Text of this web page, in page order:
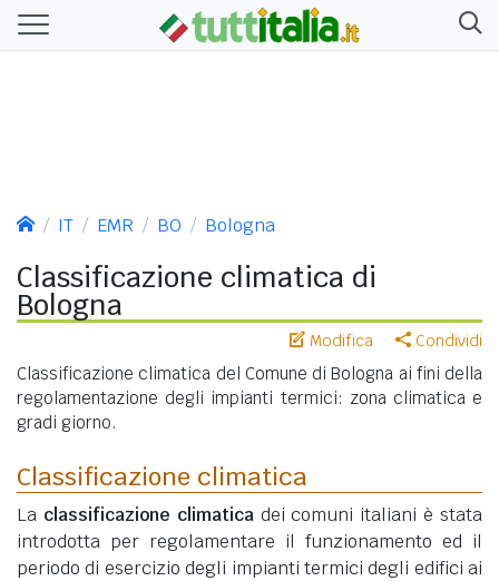
IT EMR BO Bologna
Classificazione climatica di
Bologna
Modifica Condividi
Classificazione climatica del Comune di Bologna ai fini della
regolamentazione degli impianti termici: zona climatica e
gradi giorno.
Classificazione climatica
La classificazione climaticadei comuni italiani è stata
introdotta per regolamentare il funzionamento ed il
periodo di esercizio degli impianti termici degli edifici ai